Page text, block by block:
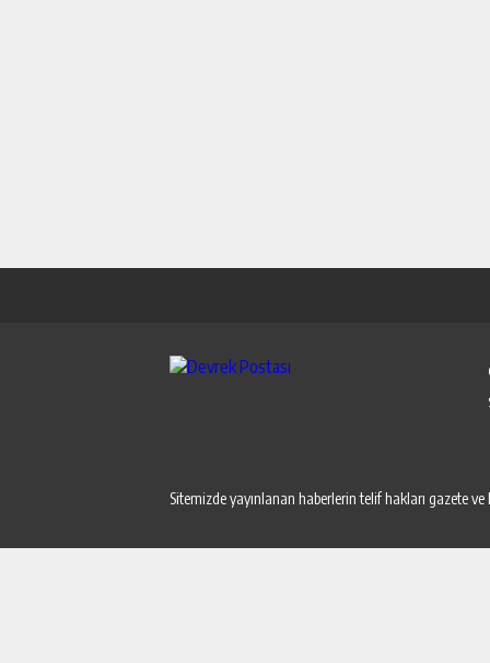
Sitemizde yayınlanan haberlerin telif hakları gazete